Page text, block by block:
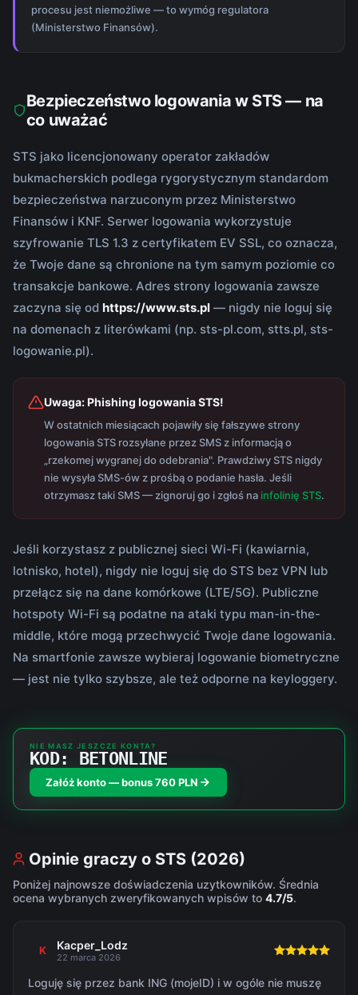
procesu jest niemożliwe — to wymóg regulatora
(Ministerstwo Finansów).
Bezpieczeństwo logowania w STS — na
co uważać
STS jako licencjonowany operator zakładów
bukmacherskich podlega rygorystycznym standardom
bezpieczeństwa narzuconym przez Ministerstwo
Finansów i KNF. Serwer logowania wykorzystuje
szyfrowanie TLS 1.3 z certyfikatem EV SSL, co oznacza,
że Twoje dane są chronione na tym samym poziomie co
transakcje bankowe. Adres strony logowania zawsze
zaczyna się od https://www.sts.pl — nigdy nie loguj się
na domenach z literówkami (np. sts-pl.com, stts.pl, sts-
logowanie.pl).
Uwaga: Phishing logowania STS!
W ostatnich miesiącach pojawiły się fałszywe strony
logowania STS rozsyłane przez SMS z informacją o
„rzekomej wygranej do odebrania". Prawdziwy STS nigdy
nie wysyła SMS-ów z prośbą o podanie hasła. Jeśli
otrzymasz taki SMS — zignoruj go i zgłoś na infolinię STS.
Jeśli korzystasz z publicznej sieci Wi-Fi (kawiarnia,
lotnisko, hotel), nigdy nie loguj się do STS bez VPN lub
przełącz się na dane komórkowe (LTE/5G). Publiczne
hotspoty Wi-Fi są podatne na ataki typu man-in-the-
middle, które mogą przechwycić Twoje dane logowania.
Na smartfonie zawsze wybieraj logowanie biometryczne
— jest nie tylko szybsze, ale też odporne na keyloggery.
NIE MASZ JESZCZE KONTA?
KOD: BETONLINE
Załóż konto — bonus 760 PLN
Opinie graczy o STS (2026)
Poniżej najnowsze doświadczenia uzytkowników. Średnia
ocena wybranych zweryfikowanych wpisów to 4.7/5.
K Kacper_Lodz
22 marca 2026
Loguję się przez bank ING (mojeID) i w ogóle nie muszę